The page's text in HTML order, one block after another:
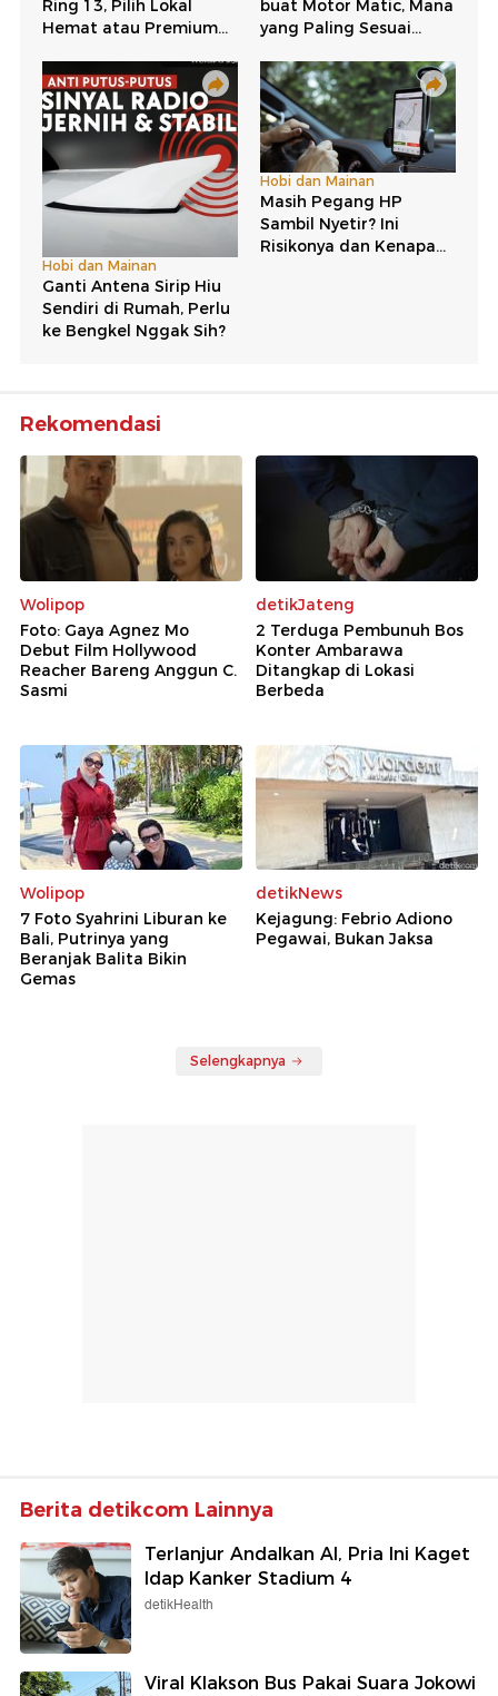
Rekomendasi
Wolipop
Foto: Gaya Agnez Mo
Debut Film Hollywood
Reacher Bareng Anggun C.
Sasmi
detikJateng
2 Terduga Pembunuh Bos
Konter Ambarawa
Ditangkap di Lokasi
Berbeda
Wolipop
7 Foto Syahrini Liburan ke
Bali, Putrinya yang
Beranjak Balita Bikin
Gemas
detikNews
Kejagung: Febrio Adiono
Pegawai, Bukan Jaksa
Selengkapnya
Berita detikcom Lainnya
Terlanjur Andalkan AI, Pria Ini Kaget
Idap Kanker Stadium 4
detikHealth
Viral Klakson Bus Pakai Suara Jokowi